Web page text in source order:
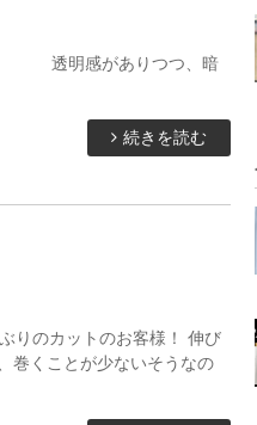
透明感がありつつ、暗
続きを読む
りのカットのお客様！ 伸び
巻くことが少ないそうなの